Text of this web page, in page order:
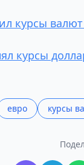
курсы
курсы
евро курсы